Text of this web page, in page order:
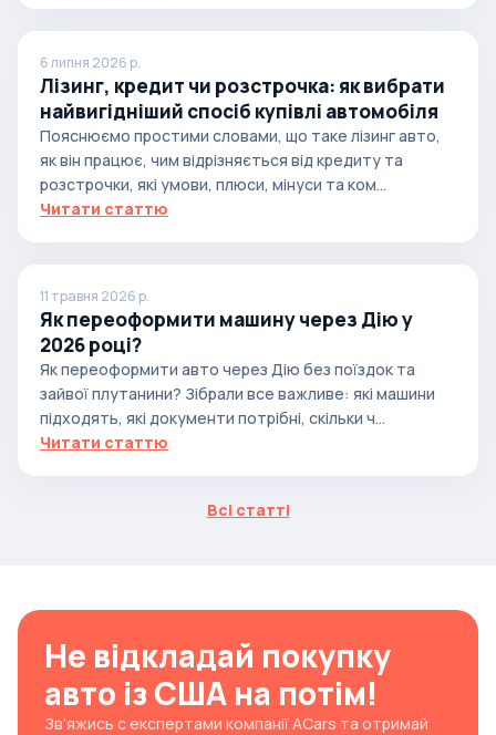
6 липня 2026 р.
Лізинг, кредит чи розстрочка: як вибрати
найвигідніший спосіб купівлі автомобіля
Пояснюємо простими словами, що таке лізинг авто,
як він працює, чим відрізняється від кредиту та
розстрочки, які умови, плюси, мінуси та ком...
Читати статтю
11 травня 2026 р.
Як переоформити машину через Дію у
2026 році?
Як переоформити авто через Дію без поїздок та
зайвої плутанини? Зібрали все важливе: які машини
підходять, які документи потрібні, скільки ч...
Читати статтю
Всі статті
Не відкладай покупку
авто із США на потім!
Зв’яжись с експертами компанії ACars та отримай